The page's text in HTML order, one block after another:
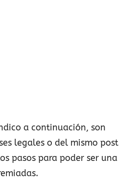
a continuación, son
legales o del mismo post
pasos para poder ser una